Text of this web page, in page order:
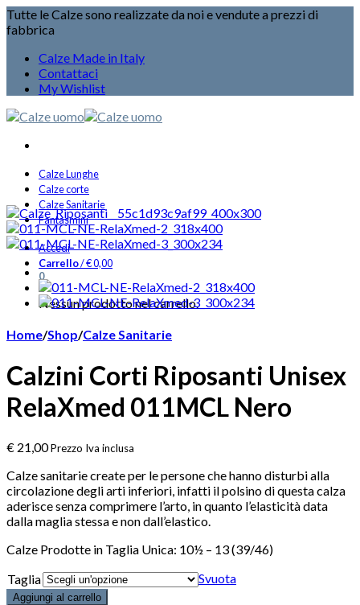
Tutte le Calze sono realizzate da noi e vendute a prezzi di
fabbrica
Calze Made in Italy
Contattaci
My Wishlist
Calze Lunghe
Calze corte
Calze Sanitarie
Fantasmini
Accedi
Carrello/€0,00
0
Nessun prodotto nel carrello.
Home/Shop/Calze Sanitarie
Calzini Corti Riposanti Unisex
RelaXmed 011MCL Nero
€ 21,00Prezzo Iva inclusa
Calze sanitarie create per le persone che hanno disturbi alla
circolazione degli arti inferiori, infatti il polsino di questa calza
aderisce senza comprimere l’arto, in quanto l’elasticità data
dalla maglia stessa e non dall’elastico.
Calze Prodotte in Taglia Unica: 10½ – 13 (39/46)
Taglia
Svuota
Aggiungi al carrello